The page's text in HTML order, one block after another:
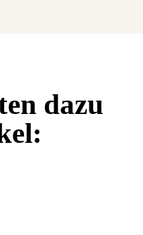
dazu